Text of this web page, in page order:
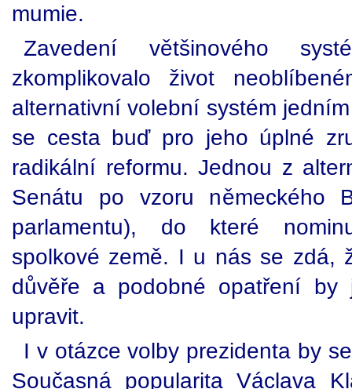
mumie.
Zavedení většinového
zkomplikovalo život
alternativní volební systém
se cesta buď pro jeho úplné
radikální reformu. Jednou z
Senátu po vzoru německého
parlamentu), do které
spolkové země. I u nás se zdá,
důvěře a podobné opatření by
upravit.
I v otázce volby prezidenta by
Současná popularita Václava